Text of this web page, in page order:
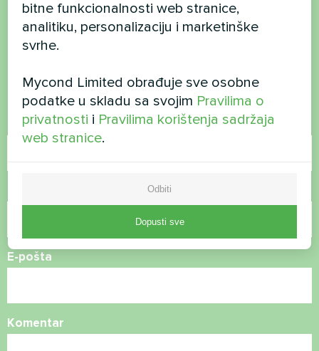
Želite kupiti ili imate
pitanja?
Kontaktirajte nas i mi ćemo vam pomoći
Ime
E-pošta
Komentar
bitne funkcionalnosti web stranice,
analitiku, personalizaciju i marketinške
svrhe.
Mycond Limited obrađuje sve osobne
podatke u skladu sa svojim Pravilima o
privatnosti i Pravilima korištenja sadržaja
web stranice.
Odbiti
Dopusti sve